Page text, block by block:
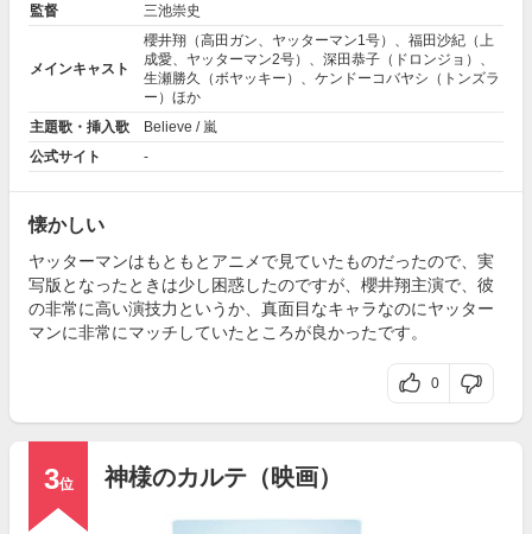
監督
三池崇史
メインキャスト
櫻井翔 （高田ガン、ヤッターマン1号）、 福田沙紀 （上
成愛、ヤッターマン2号）、 深田恭子 （ドロンジョ）、
生瀬勝久
（ボヤッキー）、 ケンドーコバヤシ （トンズラ
ー）ほか
主題歌・挿入歌
Believe / 嵐
公式サイト
-
懐かしい
ヤッターマンはもともとアニメで見ていたものだったので、実
写版となったときは少し困惑したのですが、櫻井翔主演で、彼
の非常に高い演技力というか、真面目なキャラなのにヤッター
マンに非常にマッチしていたところが良かったです。
0
3位 神様のカルテ（映画）